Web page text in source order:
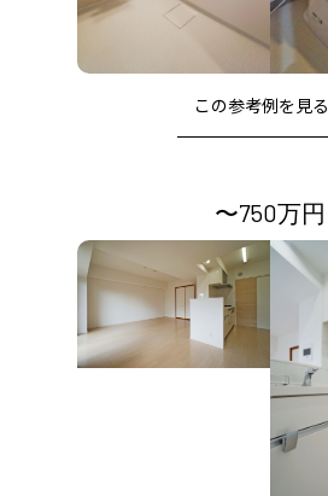
この参考例を⾒る
〜750万円